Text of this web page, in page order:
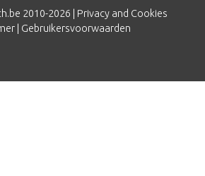
2010-2026 | Privacy and Cookies
| Gebruikersvoorwaarden